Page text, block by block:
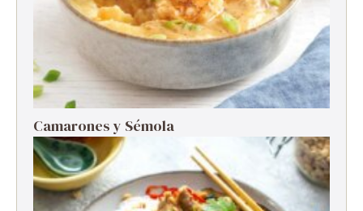
Camarones y Sémola